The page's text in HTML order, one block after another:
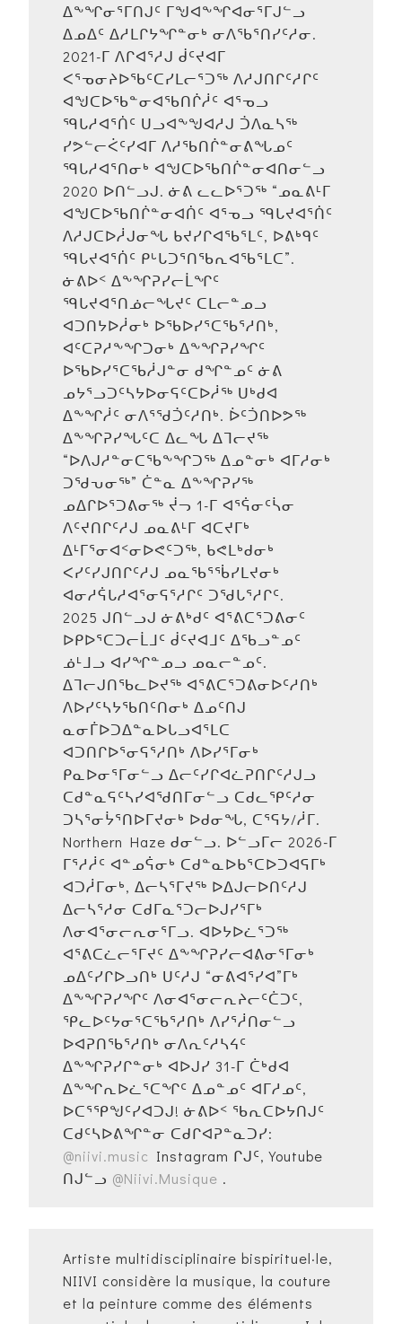
ᐃᖕᖏᓂᕐᒥᑎᒍᑦ ᒥᖑᐊᖕᖏᐊᓂᕐᒥᒍᓪᓗ
ᐃᓄᐃᑦ ᐃᓱᒪᒋᔭᖏᓐᓂᒃ ᓂᐱᖃᕐᑎᓯᑦᓱᓂ.
2021-ᒥ ᐱᒋᐊᕐᓱᒍ ᑰᑦᔪᐊᒥ
ᐸᕐᓀᓂᔨᐅᖃᑦᑕᓯᒪᓕᕐᑐᖅ ᐱᓱᒍᑎᒋᑦᓱᒋᑦ
ᐊᖑᑕᐅᖃᓐᓂᐊᖃᑎᒌᓲᑦ ᐊᕐᓀᓗ
ᙯᒐᓱᐊᕐᑏᑦ ᑌᓗᐊᖕᖑᐊᓱᒍ ᑑᐱᓇᓴᖅ
ᓯᕗᓪᓕᐹᑦᓯᐊᒥ ᐱᓱᖃᑎᒌᓐᓂᕕᖓᓄᑦ
ᙯᒐᓱᐊᕐᑎᓂᒃ ᐊᖑᑕᐅᖃᑎᒌᓐᓂᐊᑎᓂᓪᓗ
2020 ᐅᑎᓪᓗᒍ. ᓃᕕ ᓚᓚᐅᕐᑐᖅ “ᓄᓇᕕᒻᒥ
ᐊᖑᑕᐅᖃᑎᒌᓐᓂᐊᑏᑦ ᐊᕐᓀᓗ ᙯᒐᔪᐊᕐᑏᑦ
ᐱᓱᒍᑕᐅᓲᒍᓂᖓ ᑲᔪᓯᒋᐊᖃᕐᒪᑦ, ᐅᕕᒃᑫᑦ
ᙯᒐᔪᐊᕐᑏᑦ ᑭᒡᒐᑐᕐᑎᖃᕆᐊᖃᕐᒪᑕ”.
ᓃᕕᐅᑉ ᐃᖕᖏᕈᓯᓕᒫᖏᑦ
ᙯᒐᔪᐊᕐᑎᓅᓕᖓᔪᑦ ᑕᒪᓕᓐᓄᓗ
ᐊᑐᑎᔭᐅᓲᓂᒃ ᐅᖃᐅᓯᕐᑕᖃᕐᓱᑎᒃ,
ᐊᑦᑕᕈᓱᖕᖏᑐᓂᒃ ᐃᖕᖏᕈᓯᖏᑦ
ᐅᖃᐅᓯᕐᑕᖃᓲᒍᓐᓂ ᑯᖏᓐᓄᑦ ᓃᕕ
ᓄᔭᕐᓗᑐᑦᓴᔭᐅᓂᕋᑦᑕᐅᓲᖅ ᑌᒃᑯᐊ
ᐃᖕᖏᓲᑦ ᓂᐱᕐᖁᑑᑦᓱᑎᒃ. ᐆᑦᑑᑎᐅᕗᖅ
ᐃᖕᖏᕈᓯᖓᑦᑕ ᐃᓚᖓ ᐃᒣᓕᔪᖅ
“ᐅᐱᒍᓱᓐᓂᑕᖃᖕᖏᑐᖅ ᐃᓄᓐᓂᒃ ᐊᒥᓱᓂᒃ
ᑐᖁᕃᓂᖅ” ᑖᓐᓇ ᐃᖕᖏᕈᓯᖅ
ᓄᐃᒋᐅᕐᑐᕕᓂᖅ ᔫᓓ 1-ᒥ ᐊᕐᕌᓂᑦᓵᓂ
ᐱᑦᔪᑎᒋᑦᓱᒍ ᓄᓇᕕᒻᒥ ᐊᑕᔪᒥᒃ
ᐃᒻᒥᕐᓂᐊᑉᓂᐅᕙᑦᑐᖅ, ᑲᕙᒪᒃᑯᓂᒃ
ᐸᓯᑦᓯᒍᑎᒋᑦᓱᒍ ᓄᓇᖃᕐᖄᓯᒪᔪᓂᒃ
ᐊᓂᓱᕌᒐᓱᐊᕐᓂᕋᕐᓱᒋᑦ ᑐᖁᒐᕐᓱᒋᑦ.
2025 ᒍᑎᓪᓗᒍ ᓃᕕᒃᑯᑦ ᐊᕐᕕᑕᕐᑐᕕᓂᑦ
ᐅᑭᐅᕐᑕᑐᓕᒫᒧᑦ ᑰᑦᔪᐊᒧᑦ ᐃᖃᓗᓐᓄᑦ
ᓅᒻᒧᓗ ᐊᓯᖏᓐᓄᓗ ᓄᓇᓕᓐᓄᑦ.
ᐃᒣᓕᒍᑎᖃᓚᐅᔪᖅ ᐊᕐᕕᑕᕐᑐᕕᓂᐅᑦᓱᑎᒃ
ᐱᐅᓯᑦᓴᔭᖃᑎᑦᑎᓂᒃ ᐃᓄᑦᑎᒍ
ᓇᓂᒦᐅᑐᐃᓐᓇᐅᒐᓗᐊᕐᒪᑕ
ᐊᑐᑎᒋᐅᕐᓂᕋᕐᓱᑎᒃ ᐱᐅᓯᕐᒥᓂᒃ
ᑭᓇᐅᓂᕐᒥᓂᓪᓗ ᐃᓕᑦᓯᒋᐊᓛᕈᑎᒋᑦᓱᒍᓗ
ᑕᑯᓐᓇᕋᑦᓴᓯᐊᖁᑎᒥᓂᓪᓗ ᑕᑯᓚᕿᑦᓱᓂ
ᑐᓴᕐᓂᔮᕐᑎᐅᒥᔪᓂᒃ ᐅᑯᓂᖓ, ᑕᕐᕋᔭ/ᓲᒥ.
Northern Haze ᑯᓂᓪᓗ. ᐅᓪᓗᒥᓕ 2026-ᒥ
ᒥᕐᓱᓲᑦ ᐊᓐᓄᕌᓂᒃ ᑕᑯᓐᓇᐅᑲᕐᑕᐅᑐᐊᕋᒥᒃ
ᐊᑐᓲᒥᓂᒃ, ᐃᓕᓴᕐᒥᔪᖅ ᐅᐃᒍᓕᐅᑎᑦᓱᒍ
ᐃᓕᓴᕐᓱᓂ ᑕᑯᒥᓇᕐᑐᓕᐅᒍᓯᕐᒥᒃ
ᐱᓂᐊᕐᓂᓕᕆᓂᕐᒥᓗ. ᐊᐅᔭᐅᓛᕐᑐᖅ
ᐊᕐᕕᑕᓛᓕᕐᒥᔪᑦ ᐃᖕᖏᕈᓯᓕᐊᕕᓂᕐᒥᓂᒃ
ᓄᐃᑦᓯᒋᐅᓗᑎᒃ ᑌᑦᓱᒍ “ᓂᕕᐊᕐᓯᐊ”ᒥᒃ
ᐃᖕᖏᕈᓯᖏᑦ ᐱᓂᐊᕐᓂᓕᕆᔨᓕᑦᑖᑐᑦ,
ᕿᓚᐅᑦᔭᓂᕐᑕᖃᕐᓱᑎᒃ ᐱᓯᕐᓲᑎᓂᓪᓗ
ᐅᐊᕈᑎᖃᕐᓱᑎᒃ ᓂᐱᕆᑦᓱᓴᔦᑦ
ᐃᖕᖏᕈᓯᒋᓐᓂᒃ ᐊᐅᒍᓯ 31-ᒥ ᑖᒃᑯᐊ
ᐃᖕᖏᕆᐅᓛᕐᑕᖏᑦ ᐃᓄᓐᓄᑦ ᐊᒥᓱᓄᑦ,
ᐅᑕᕐᕿᖑᑦᓯᐊᑐᒍ! ᓃᕕᐅᑉ ᖃᕆᑕᐅᔭᑎᒍᑦ
ᑕᑯᑦᓴᐅᕕᖏᓐᓂ ᑕᑯᒋᐊᕈᓐᓇᑐᓯ:
@niivi.music Instagram ᒋᒍᑦ, Youtube
ᑎᒍᓪᓗ @Niivi.Musique .
Artiste multidisciplinaire bispirituel·le,
NIIVI considère la musique, la couture
et la peinture comme des éléments